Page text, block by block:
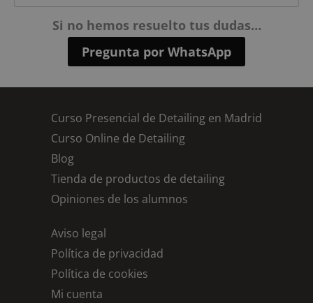
Si no hemos resuelto tus dudas…
Pregunta por WhatsApp
Curso Presencial de Detailing en Madrid
Curso Online de Detailing
Blog
Tienda de productos de detailing
Opiniones de los alumnos
Aviso legal
Política de privacidad
Política de cookies
Mi cuenta